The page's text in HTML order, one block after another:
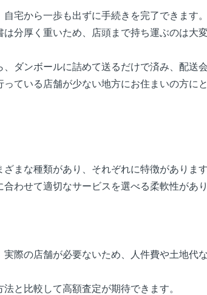
宅から一歩も出ずに手続きを完了できます。
分厚く重いため、店頭まで持ち運ぶのは大変
、ダンボールに詰めて送るだけで済み、配送
っている店舗が少ない地方にお住まいの方に
まな種類があり、それぞれに特徴があります
わせて適切なサービスを選べる柔軟性があり
実際の店舗が必要ないため、人件費や土地代
と比較して高額査定が期待できます。